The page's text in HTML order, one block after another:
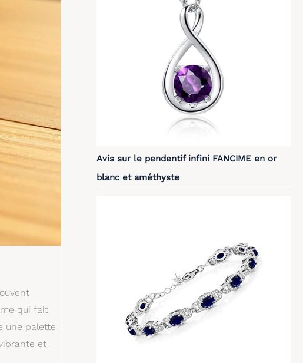
qui fait
une palette
et
Avis sur le pendentif infini FANCIME en or
blanc et améthyste